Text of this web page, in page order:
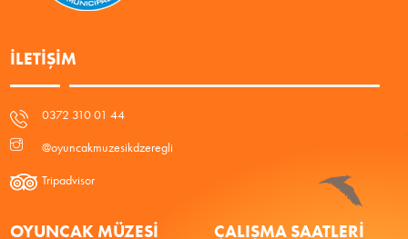
İLETIŞIM
0372 310 01 44
@oyuncakmuzesikdzeregli
Tripadvisor
OYUNCAK MÜZESİ ÇALIŞMA SAATLERI